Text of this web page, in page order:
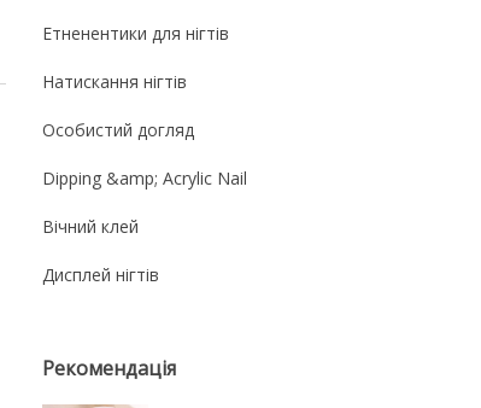
Етненентики для нігтів
Натискання нігтів
Особистий догляд
Dipping &amp; Acrylic Nail
Вічний клей
Дисплей нігтів
Рекомендація